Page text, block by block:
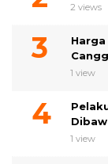
2 views
1 view
1 view